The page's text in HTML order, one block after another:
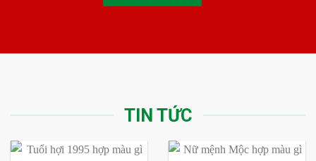
TIN TỨC